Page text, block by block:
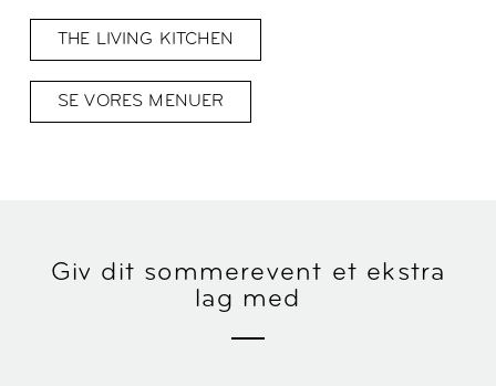
THE LIVING KITCHEN
SE VORES MENUER
Giv dit sommerevent et ekstra
lag med